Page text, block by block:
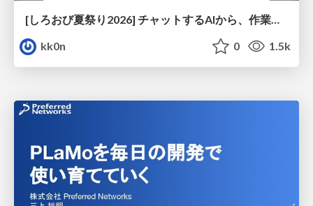
[しろおび夏祭り2026] チャットするAIから、作業するAIへ - 使われ方の変化と、その裏側で起きていること
kk0n
0 1.5k